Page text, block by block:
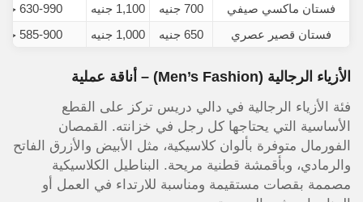
فستان ماكسي صيفي
700 جنيه 1,100 جنيه
630-990 جنيه
فستان قصير عصري
650 جنيه 1,000 جنيه 585-900 جنيه
الأزياء الرجالية (Men’s Fashion) – أناقة عملية
فئة الأزياء الرجالية في دالي دريس تركز على القطع
الأساسية التي يحتاجها كل رجل في خزانته. القمصان
الفورمال متوفرة بألوان كلاسيكية، مثل الأبيض والأزرق الفاتح
والرمادي، وبأقمشة قطنية مريحة. البناطيل الكلاسيكية
مصممة بقصات مستقيمة ومناسبة للارتداء في العمل أو